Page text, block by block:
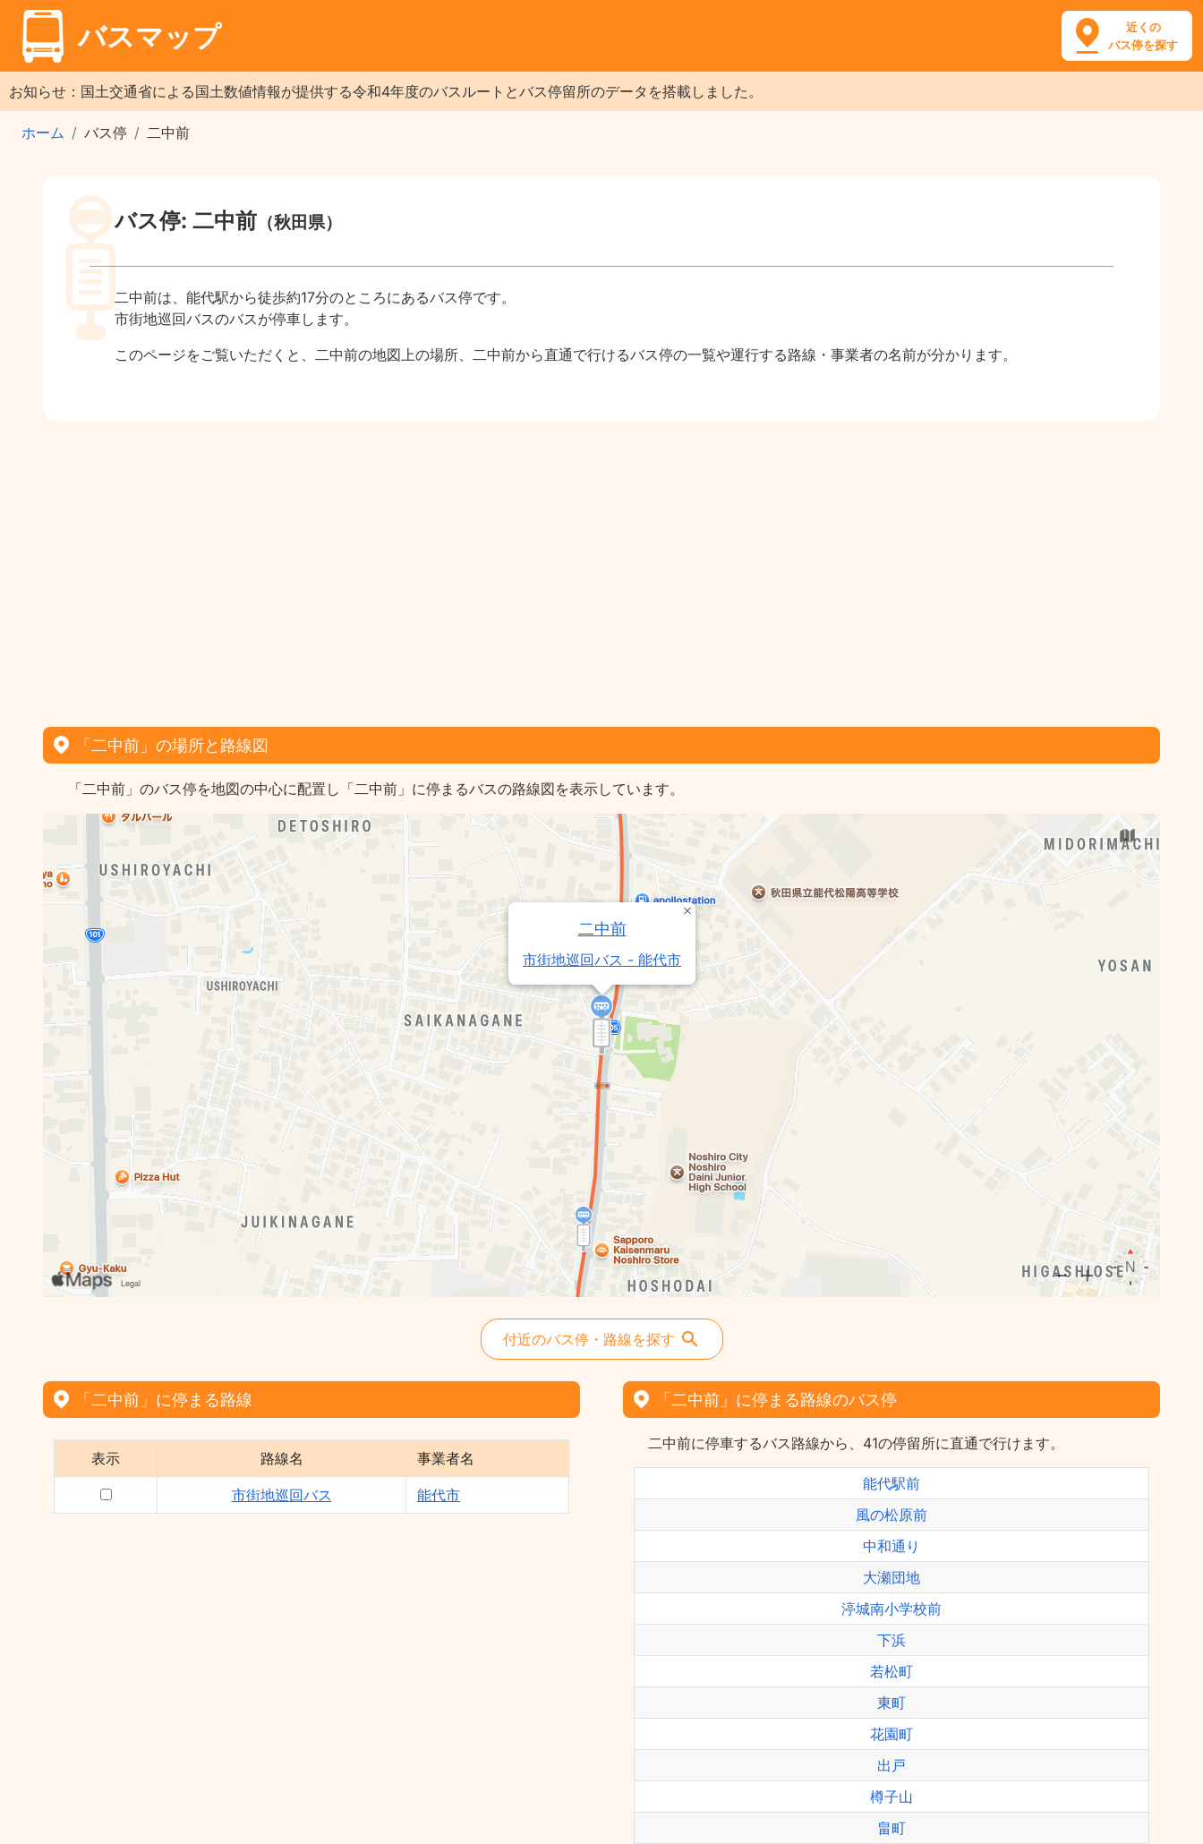
バスマップ
近くの
バス停を探す
お知らせ：国土交通省による国土数値情報が提供する令和4年度のバスルートとバス停留所のデータを搭載しました。
ホーム バス停 二中前
バス停: 二中前 （秋田県）
二中前は、能代駅から徒歩約17分のところにあるバス停です。
市街地巡回バスのバスが停車します。
このページをご覧いただくと、二中前の地図上の場所、二中前から直通で行けるバス停の一覧や運行する路線・事業者の名前が分かります。
「二中前」の場所と路線図
「二中前」のバス停を地図の中心に配置し「二中前」に停まるバスの路線図を表示しています。
二中前
市街地巡回バス - 能代市
付近のバス停・路線を探す
「二中前」に停まる路線
表示 路線名 事業者名
市街地巡回バス 能代市
「二中前」に停まる路線のバス停
二中前に停車するバス路線から、41の停留所に直通で行けます。
能代駅前
風の松原前
中和通り
大瀬団地
渟城南小学校前
下浜
若松町
東町
花園町
出戸
樽子山
畠町